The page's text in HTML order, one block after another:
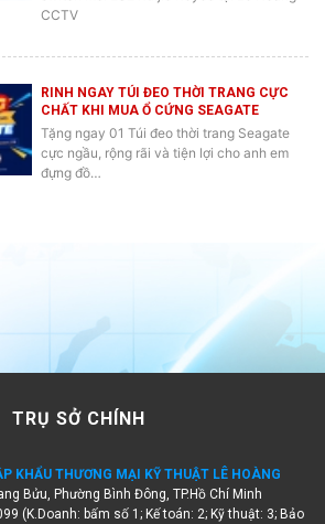
CCTV
RINH NGAY TÚI ĐEO THỜI TRANG CỰC
CHẤT KHI MUA Ổ CỨNG SEAGATE
Tặng ngay 01 Túi đeo thời trang Seagate
cực ngầu, rộng rãi và tiện lợi cho anh em
đựng đồ…
TRỤ SỞ CHÍNH
KHẨU THƯƠNG MẠI KỸ THUẬT LÊ HOÀNG
Bửu, Phường Bình Đông, TP.Hồ Chí Minh
(K.Doanh: bấm số 1; Kế toán: 2; Kỹ thuật: 3; Bảo